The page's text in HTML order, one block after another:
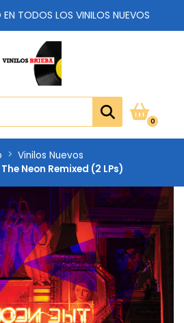
EN TODOS LOS VINILOS NUEVOS
0
Vinilos Nuevos
Neon Remixed (2 LPs)